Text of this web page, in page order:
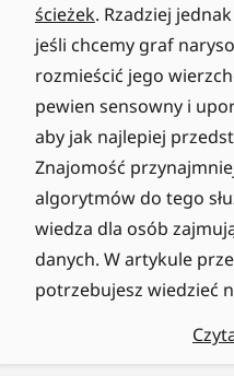
ścieżek. Rzadziej
jeśli chcemy graf
rozmieścić jego
pewien sensowny i
aby jak najlepiej
Znajomość
algorytmów do tego
wiedza dla osób
danych. W artykule
potrzebujesz wiedzieć